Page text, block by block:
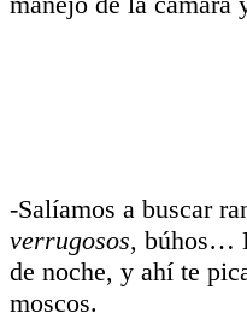
-Salíamos a buscar
verrugosos, búhos…
de noche, y ahí te
moscos.